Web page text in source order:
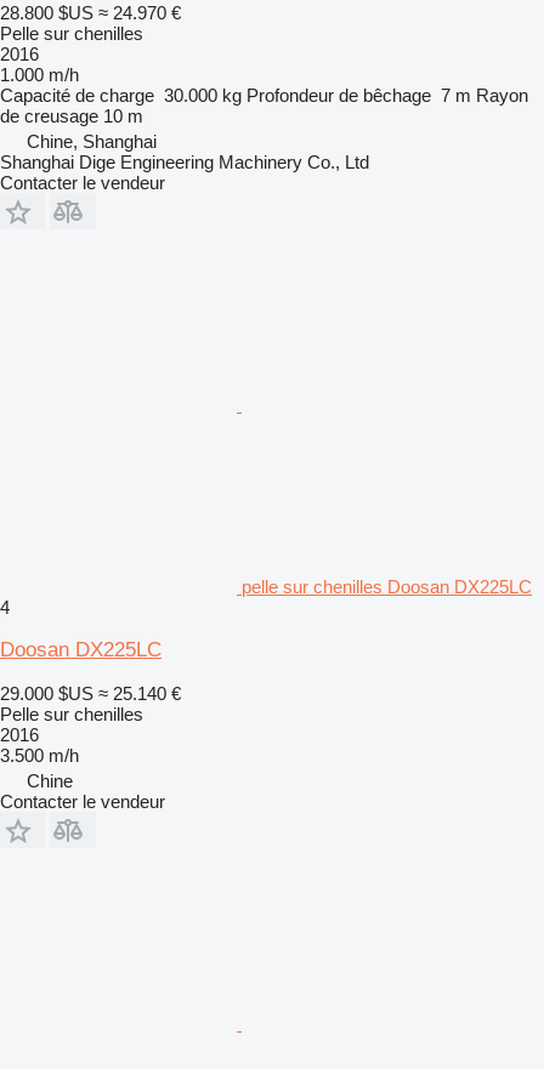
28.800 $US ≈ 24.970 €
Pelle sur chenilles
2016
1.000 m/h
Capacité de charge 30.000 kg Profondeur de bêchage 7 m Rayon
de creusage 10 m
Chine, Shanghai
Shanghai Dige Engineering Machinery Co., Ltd
Contacter le vendeur
pelle sur chenilles Doosan DX225LC
4
Doosan DX225LC
29.000 $US ≈ 25.140 €
Pelle sur chenilles
2016
3.500 m/h
Chine
Contacter le vendeur